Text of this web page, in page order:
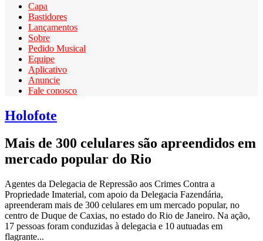
Capa
Bastidores
Lançamentos
Sobre
Pedido Musical
Equipe
Aplicativo
Anuncie
Fale conosco
Holofote
Mais de 300 celulares são apreendidos em
mercado popular do Rio
Agentes da Delegacia de Repressão aos Crimes Contra a
Propriedade Imaterial, com apoio da Delegacia Fazendária,
apreenderam mais de 300 celulares em um mercado popular, no
centro de Duque de Caxias, no estado do Rio de Janeiro. Na ação,
17 pessoas foram conduzidas à delegacia e 10 autuadas em
flagrante...